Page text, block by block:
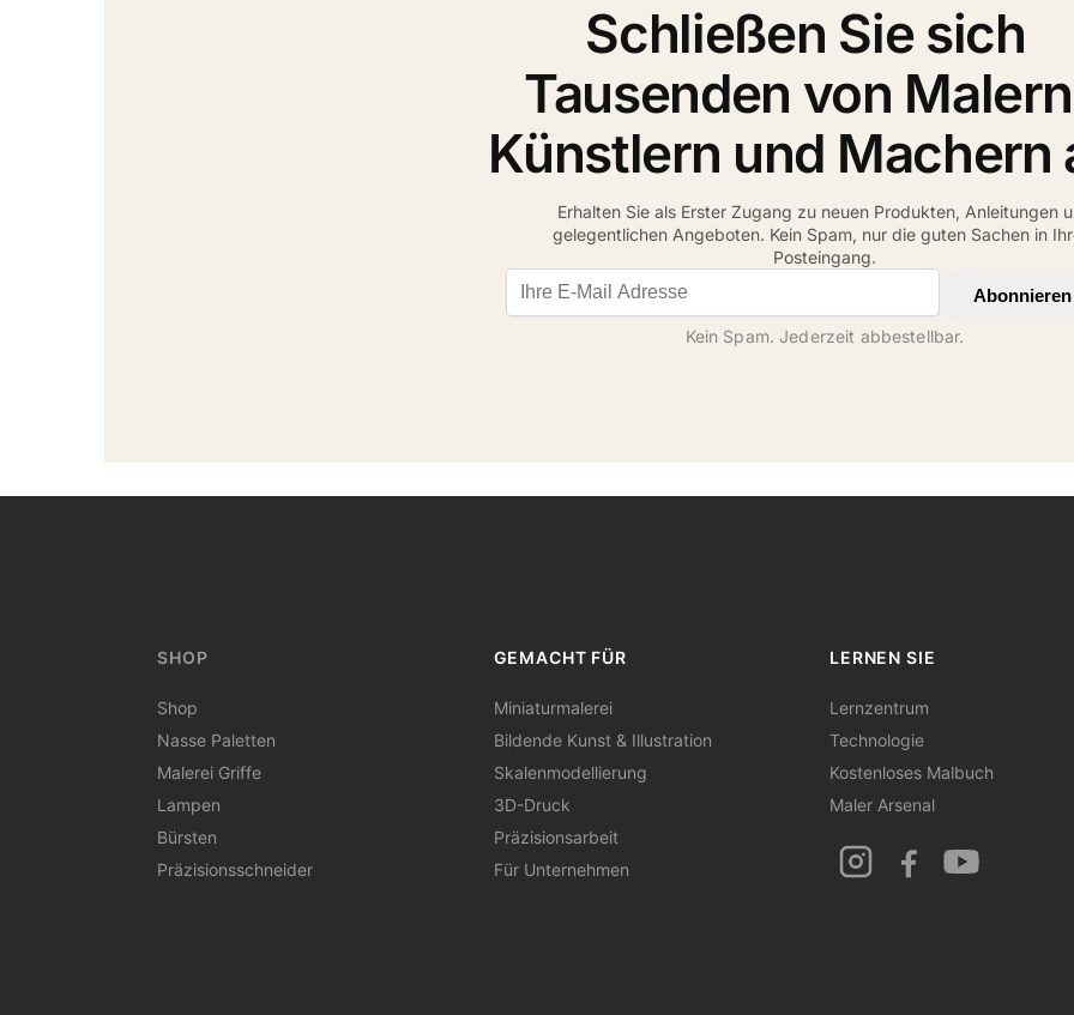
Schließen Sie sich
Tausenden von
Künstlern und Machern
Erhalten Sie als Erster Zugang zu neuen Produkten, Anleitungen
gelegentlichen Angeboten. Kein Spam, nur die guten Sachen in
Posteingang.
Email address
Abonnieren
Kein Spam. Jederzeit abbestellbar.
SHOP
Shop
Nasse Paletten
Malerei Griffe
Lampen
Bürsten
Präzisionsschneider
GEMACHT FÜR
Miniaturmalerei
Bildende Kunst & Illustration
Skalenmodellierung
3D-Druck
Präzisionsarbeit
Für Unternehmen
LERNEN SIE
Lernzentrum
Technologie
Kostenloses Malbuch
Maler Arsenal